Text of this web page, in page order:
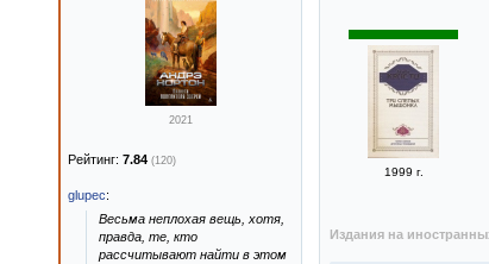
1999 г.
Издания на
2021
Рейтинг: 7.84 (120)
glupec:
Весьма неплохая вещь, хотя,
правда, те, кто
рассчитывают найти в этом